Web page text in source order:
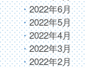
2022年6月
2022年5月
2022年4月
2022年3月
2022年2月